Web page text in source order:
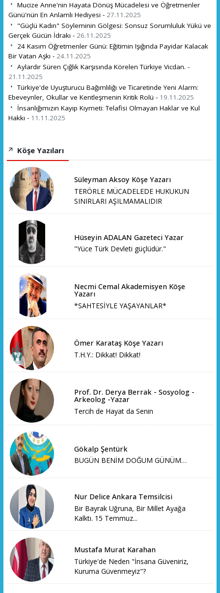
Mucize Anne'nin Hayata Dönüş Mücadelesi ve Öğretmenler
Günü'nün En Anlamlı Hediyesi - 27.11.2025
"Güçlü Kadın" Söyleminin Gölgesi: Sonsuz Sorumluluk Yükü ve
Gerçek Gücün İdrakı - 26.11.2025
24 Kasım Öğretmenler Günü: Eğitimin Işığında Payidar Kalacak
Bir Vatan Aşkı - 24.11.2025
Aylardır Süren Çığlık Karşısında Körelen Türkiye Vicdan. -
21.11.2025
Türkiye'de Uyuşturucu Bağımlılığı ve Ticaretinde Yeni Alarm:
Ebeveynler, Okullar ve Kentleşmenin Kritik Rolü - 19.11.2025
İnsanlığımızın Kayıp Kıymeti: Telafisi Olmayan Haklar ve Kul
Hakkı - 11.11.2025
Köşe Yazıları
Süleyman Aksoy Köşe Yazarı
TERÖRLE MÜCADELEDE HUKUKUN
SINIRLARI AŞILMAMALIDIR
Hüseyin ADALAN Gazeteci Yazar
"Yüce Türk Devleti güçlüdür."
Necmi Cemal Akademisyen Köşe
Yazarı
*SAHTESİYLE YAŞAYANLAR*
Ömer Karataş Köşe Yazarı
T.H.Y.: Dikkat! Dikkat!
Prof. Dr. Derya Berrak - Sosyolog -
Arkeolog -Yazar
Tercih de Hayat da Senin
Gökalp Şentürk
BUGÜN BENİM DOĞUM GÜNÜM…
Nur Delice Ankara Temsilcisi
Bir Bayrak Uğruna, Bir Millet Ayağa
Kalktı. 15 Temmuz...
Mustafa Murat Karahan
Türkiye'de Neden "İnsana Güveniriz,
Kuruma Güvenmeyiz"?